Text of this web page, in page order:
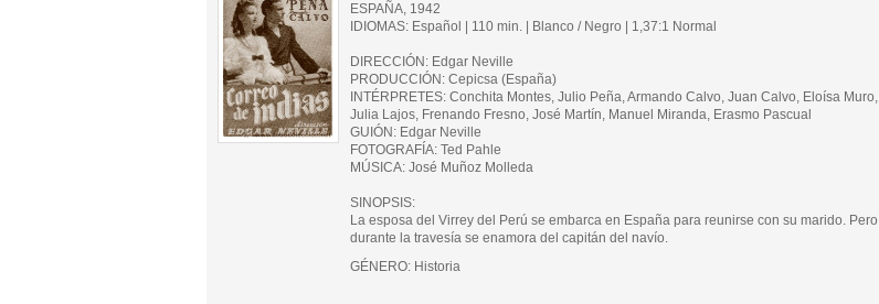
ESPAÑA, 1942
IDIOMAS: Español | 110 min. | Blanco / Negro | 1,37:1 Normal
DIRECCIÓN: Edgar Neville
PRODUCCIÓN: Cepicsa (España)
INTÉRPRETES: Conchita Montes, Julio Peña, Armando Calvo, Juan Calvo, Eloísa Muro,
Julia Lajos, Frenando Fresno, José Martín, Manuel Miranda, Erasmo Pascual
GUIÓN: Edgar Neville
FOTOGRAFÍA: Ted Pahle
MÚSICA: José Muñoz Molleda
SINOPSIS:
La esposa del Virrey del Perú se embarca en España para reunirse con su marido. Pero
durante la travesía se enamora del capitán del navío.
GÉNERO: Historia